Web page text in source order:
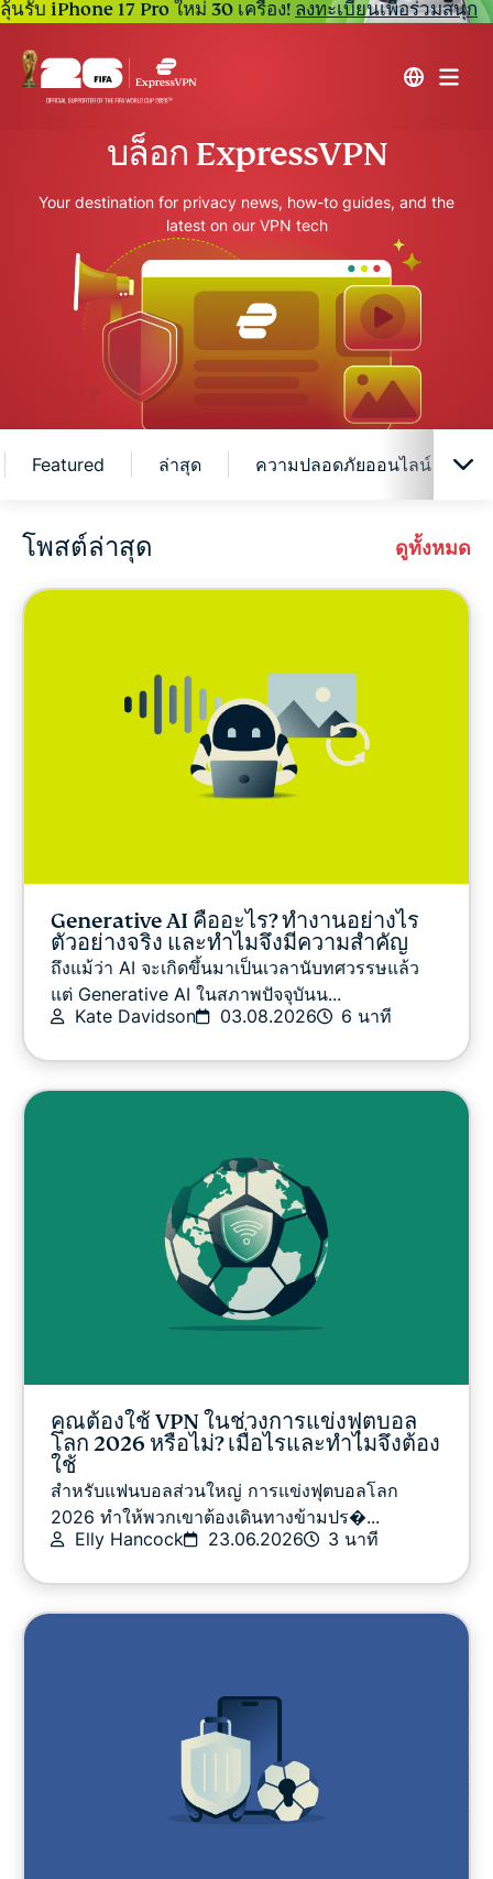
ลุ้นรับ iPhone 17 Pro ใหม่ 30 เครื่อง! ลงทะเบียนเพื่อร่วมสนุก
บล็อก ExpressVPN
Your destination for privacy news, how-to guides, and the
latest on our VPN tech
Featured ล่าสุด ความปลอดภัยออนไลน์
ความปลอดภัยทางไซเบอร์
ความปลอดภัยออนไลน์
Tips & tricks
คู่มือ VPN
โพสต์ล่าสุด ดูทั้งหมด
Generative AI คืออะไร? ทำงานอย่างไร
ตัวอย่างจริง และทำไมจึงมีความสำคัญ
ถึงแม้ว่า AI จะเกิดขึ้นมาเป็นเวลานับทศวรรษแล้ว
แต่ Generative AI ในสภาพปัจจุบันน...
Kate Davidson
03.08.2026 6 นาที
คุณต้องใช้ VPN ในช่วงการแข่งฟุตบอล
โลก 2026 หรือไม่? เมื่อไรและทำไมจึงต้อง
ใช้
สำหรับแฟนบอลส่วนใหญ่ การแข่งฟุตบอลโลก
2026 ทำให้พวกเขาต้องเดินทางข้ามปร�...
Elly Hancock
23.06.2026 3 นาที